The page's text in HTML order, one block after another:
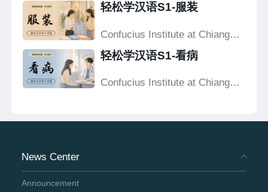
轻松学汉语S1-服装
Confucius Institute at Chiang
轻松学汉语S1-看病
Confucius Institute at Chiang
News Center
Announcement